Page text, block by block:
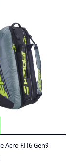
Aero RH6 Gen9